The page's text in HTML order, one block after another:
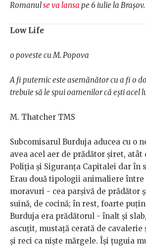
Romanulse va lansa pe 6 iulie la Brașov.
Low Life
o poveste cu M. Popova
A fi puternic este asemănător cu a fi o
trebuie să le spui oamenilor că ești acel
M. Thatcher TMS
Subcomisarul Burduja aducea cu o
avea acel aer de prădător șiret, atât
Poliția și Siguranța Capitalei dar în
Erau două tipologii animaliere
moravuri - cea parșivă de prădător
suină, de cocină; în rest, foarte
Burduja era prădătorul - înalt și
ascuțit, mustață cerată de
și reci ca niște mărgele. Își țuguia